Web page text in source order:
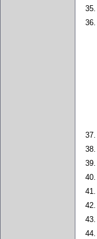
35.
36.
37.
38.
39.
40.
41.
42.
43.
44.